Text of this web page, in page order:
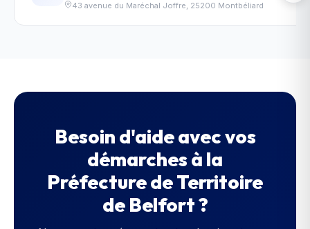
43 avenue du Maréchal Joffre, 25200 Montbéliard
Besoin d'aide avec vos
démarches à la
Préfecture de Territoire
de Belfort?